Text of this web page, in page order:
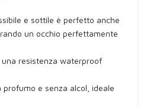
e sottile è perfetto anche
un occhio perfettamente
resistenza waterproof
e senza alcol, ideale